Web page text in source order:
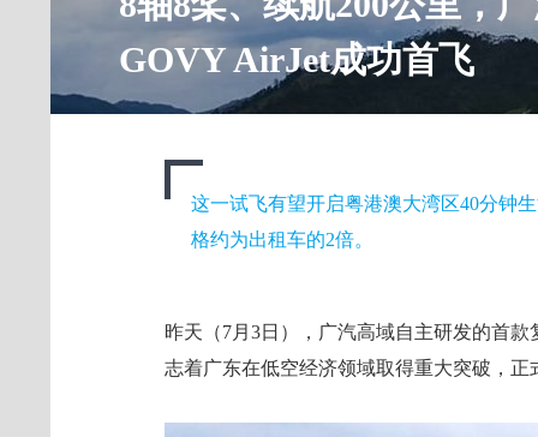
GOVY AirJet成功首飞
这一试飞有望开启粤港澳大湾区40分钟
格约为出租车的2倍。
昨天（7月3日），广汽高域自主研发的首
志着广东在低空经济领域取得重大突破，正